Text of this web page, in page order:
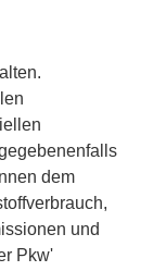
dem
und
Pkw'